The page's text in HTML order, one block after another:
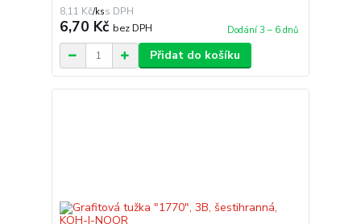
8,11 Kč/ks
6,70 Kč bez DPH Dodání 3 – 6 dnů
Přidat do košíku